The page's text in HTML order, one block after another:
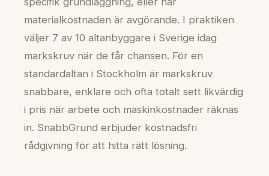
materialkostnaden är avgörande. I praktiken
väljer 7 av 10 altanbyggare i Sverige idag
markskruv när de får chansen. För en
standardaltan i Stockholm är markskruv
snabbare, enklare och ofta totalt sett likvärdig
i pris när arbete och maskinkostnader räknas
in. SnabbGrund erbjuder kostnadsfri
rådgivning för att hitta rätt lösning.